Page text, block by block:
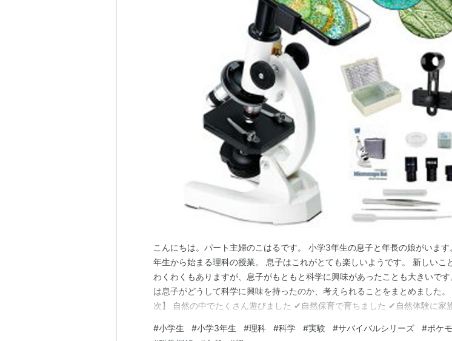
こんにちは。パート主婦のこはるです。 小学3年生の息子と年長の娘がいま
年生から始まる理科の授業。 息子はこれがとても楽しいようです。 新しいこ
わくわくもありますが、息子がもともと科学に興味があったことも大きいです
は息子がどうして科学に興味を持ったのか、考えられることをまとめました。
次】 自然の中でたくさん遊びました ✔自然保育で育ちました ✔自然体験に家
やプラネタリウムに遊びに行きました ✔科学館で楽しく学ぶ ✔プラネタリウム
#小学生 #小学3年生 #理科 #科学 #実験 #サバイバルシリーズ #ポケ